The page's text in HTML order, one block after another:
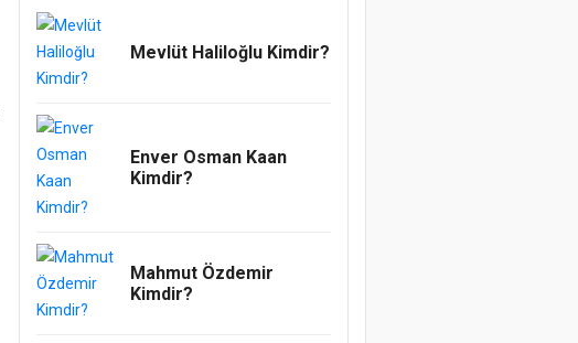
Emrah Topcu
REGAİP, RAHMETE
AÇILAN KAPI
Allah’a yardımıyladır!
Mevlüt Haliloğlu Kimdir?
Enver Osman Kaan
Kimdir?
Mahmut Özdemir
Kimdir?